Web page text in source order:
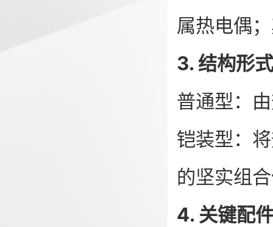
属热电偶
3. 结构形式
普通型：
铠装型：
的坚实组
4. 关键配